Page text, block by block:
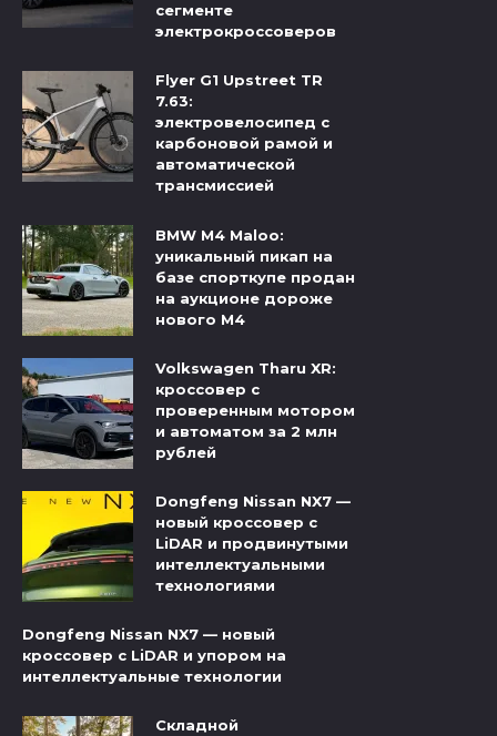
сегменте
электрокроссоверов
Flyer G1 Upstreet TR
7.63:
электровелосипед с
карбоновой рамой и
автоматической
трансмиссией
BMW M4 Maloo:
уникальный пикап на
базе спорткупе продан
на аукционе дороже
нового M4
Volkswagen Tharu XR:
кроссовер с
проверенным мотором
и автоматом за 2 млн
рублей
Dongfeng Nissan NX7 —
новый кроссовер с
LiDAR и продвинутыми
интеллектуальными
технологиями
Dongfeng Nissan NX7 — новый
кроссовер с LiDAR и упором на
интеллектуальные технологии
Складной